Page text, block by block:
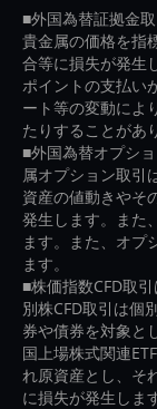
■外国為替証拠金
貴金属の価格を指
合等に損失が発生
ポイントの支払い
ート等の変動によ
たりすることがあ
■外国為替オプシ
属オプション取引
資産の値動きやそ
発生します。また
ます。また、オプ
ます。
■株価指数CFD取
別株CFD取引は個
券や債券を対象と
国上場株式関連
れ原資産とし、そ
に損失が発生しま